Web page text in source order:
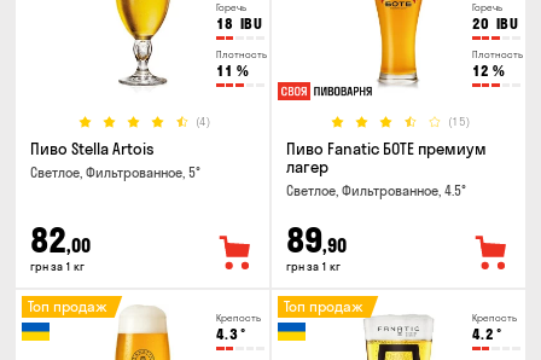
Горечь
18 IBU
Плотность
11 %
(4)
Пиво Stella Artois
Светлое, Фильтрованное, 5°
82,00
грн за 1 кг
Горечь
20 IBU
Плотность
12 %
(15)
Пиво Fanatic БОТЕ премиум
лагер
Светлое, Фильтрованное, 4.5°
89,90
грн за 1 кг
Крепость
4.3°
Топ продаж
Крепость
4.2 °
Топ продаж